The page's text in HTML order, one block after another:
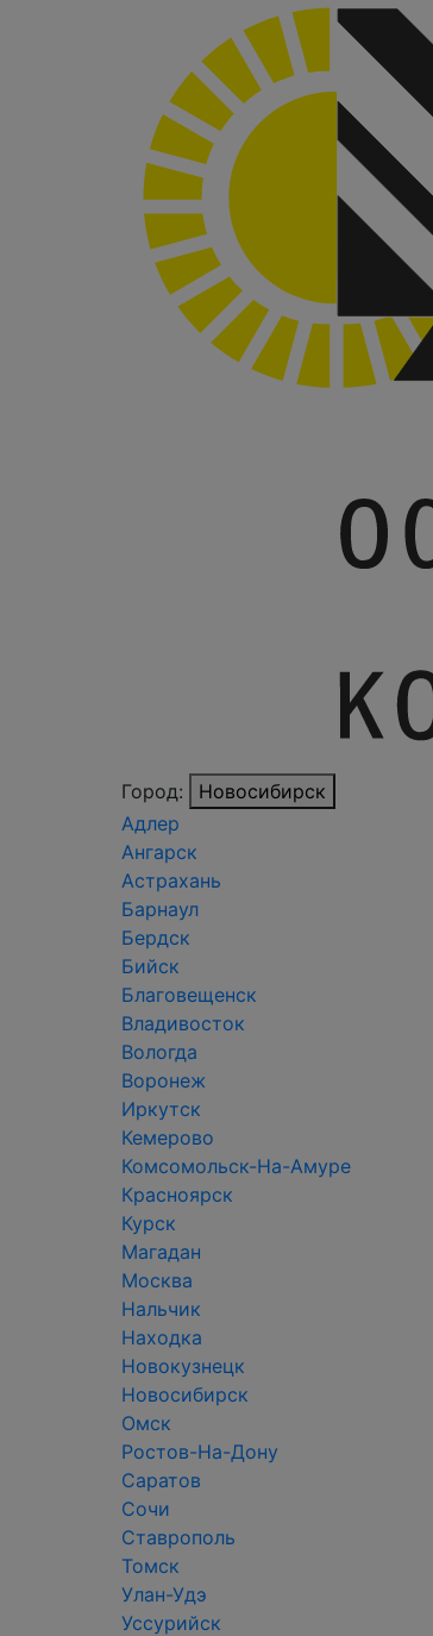
Город:
Новосибирск
Адлер
Ангарск
Астрахань
Барнаул
Бердск
Бийск
Благовещенск
Владивосток
Вологда
Воронеж
Иркутск
Кемерово
Комсомольск-На-Амуре
Красноярск
Курск
Магадан
Москва
Нальчик
Находка
Новокузнецк
Новосибирск
Омск
Ростов-На-Дону
Саратов
Сочи
Ставрополь
Томск
Улан-Удэ
Уссурийск